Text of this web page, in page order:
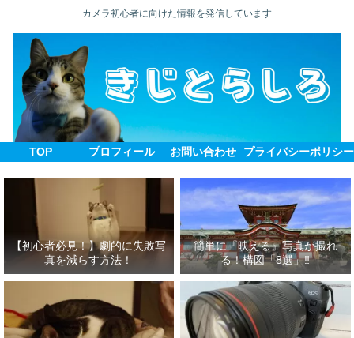
カメラ初心者に向けた情報を発信しています
TOP プロフィール お問い合わせ プライバシーポリシー
【初心者必見！】劇的に失敗写
真を減らす方法！
簡単に『映える』写真が撮れ
る！構図「8選」‼